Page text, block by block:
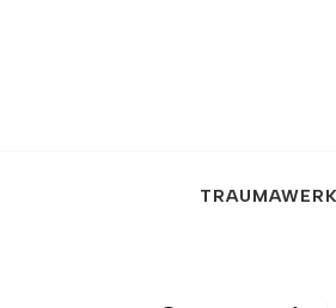
TRAUMAWERK